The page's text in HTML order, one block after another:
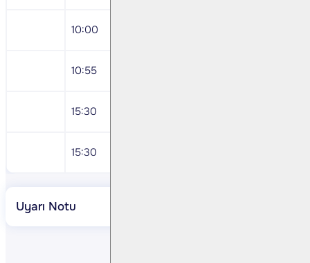
10:00
10:55
15:30
15:30
Uyarı Notu